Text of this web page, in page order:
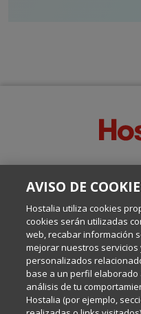
Escrito por el equipo de
AVISO DE
Hostalia utiliza cookies
cookies serán utilizadas
web, recabar información
mejorar nuestros
personalizados
base a un perfil
análisis de tu
Hostalia (por ejemplo,